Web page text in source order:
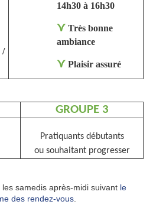
/
14h30 à 16h30
⋎ Très bonne
ambiance
⋎ Plaisir assuré
GROUPE 3
Pratiquants débutants
ou souhaitant progresser
samedis après-midi suivant le
des rendez-vous